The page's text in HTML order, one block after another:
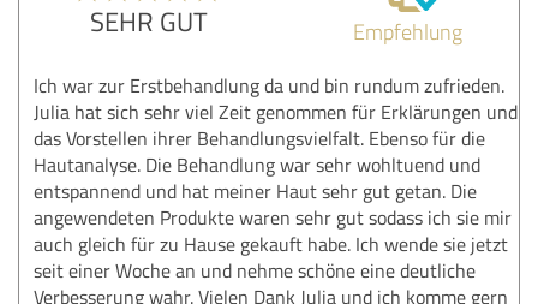
SEHR GUT Empfehlung
Ich war zur Erstbehandlung da und bin rundum zufrieden.
Julia hat sich sehr viel Zeit genommen für Erklärungen und
das Vorstellen ihrer Behandlungsvielfalt. Ebenso für die
Hautanalyse. Die Behandlung war sehr wohltuend und
entspannend und hat meiner Haut sehr gut getan. Die
angewendeten Produkte waren sehr gut sodass ich sie mir
auch gleich für zu Hause gekauft habe. Ich wende sie jetzt
seit einer Woche an und nehme schöne eine deutliche
Verbesserung wahr. Vielen Dank Julia und ich komme gern